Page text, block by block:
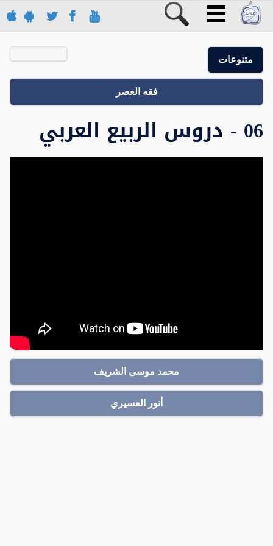
متنوعات
فقه العصر
06 - دروس الربيع العربي
محمد موسى الشريف
أنور العسيري